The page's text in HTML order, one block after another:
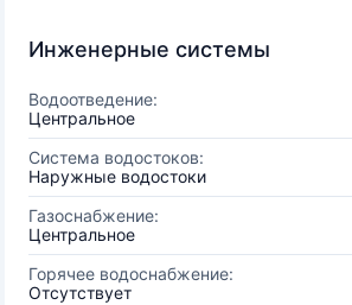
Инженерные системы
Водоотведение:
Центральное
Система водостоков:
Наружные водостоки
Газоснабжение:
Центральное
Горячее водоснабжение:
Отсутствует